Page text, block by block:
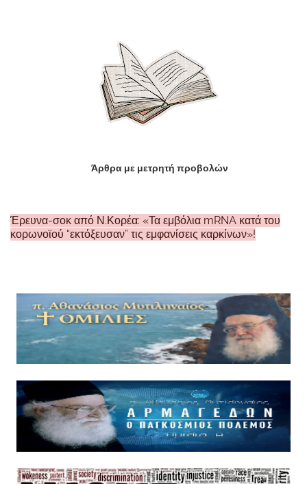
Άρθρα με μετρητή προβολών
Έρευνα-σοκ από Ν.Κορέα: «Τα εμβόλια mRNA κατά του
κορωνοϊού “εκτόξευσαν” τις εμφανίσεις καρκίνων»!